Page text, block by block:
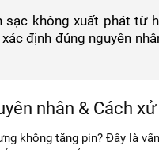
không xuất phát từ
định đúng nguyên
nhân & Cách xử
không tăng pin? Đây là